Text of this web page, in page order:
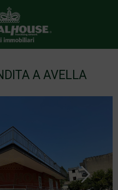
A AVELLA